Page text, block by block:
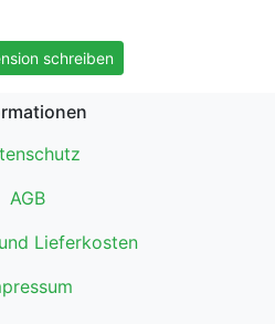
schreiben
AGB
Lieferkosten